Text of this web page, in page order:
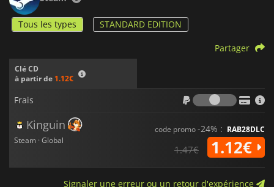
Tous les types STANDARD EDITION
Clé CD
à partir de 1.12€
Partager
Frais
Frais
Kinguin
Steam · Global
code promo-24% : RAB28DLC
1.47€ 1.12€
Signaler une erreur ou un retour d'expérience